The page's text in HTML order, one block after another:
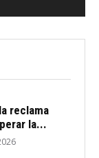
reclama
la...